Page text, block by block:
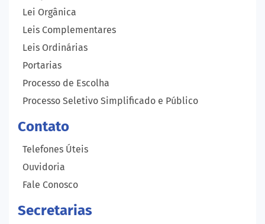
Lei Orgânica
Leis Complementares
Leis Ordinárias
Portarias
Processo de Escolha
Processo Seletivo Simplificado e Público
Contato
Telefones Úteis
Ouvidoria
Fale Conosco
Secretarias